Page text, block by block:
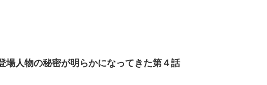
場人物の秘密が明らかになってきた第４話